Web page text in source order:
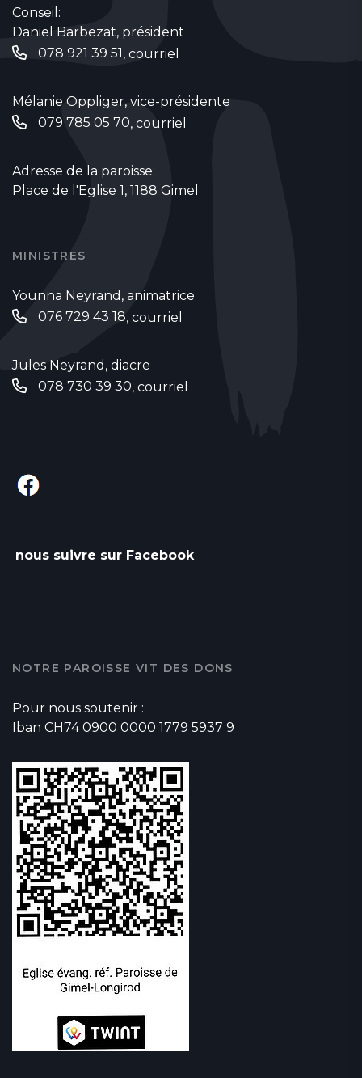
Conseil:
Daniel Barbezat, président
078 921 39 51, courriel
Mélanie Oppliger, vice-présidente
079 785 05 70‬, courriel
Adresse de la paroisse:
Place de l'Eglise 1, 1188 Gimel
MINISTRES
Younna Neyrand, animatrice
076 729 43 18‬‬, courriel
Jules Neyrand, diacre
‭078 730 39 30‬, courriel
nous suivre sur Facebook
NOTRE PAROISSE VIT DES DONS
Pour nous soutenir :
Iban CH74 0900 0000 1779 5937 9